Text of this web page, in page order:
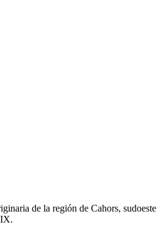
de la región de Cahors, sudoeste